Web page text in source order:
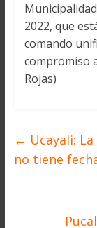
2022, que
comando
compromiso
Rojas)
← Ucayali:
no tiene